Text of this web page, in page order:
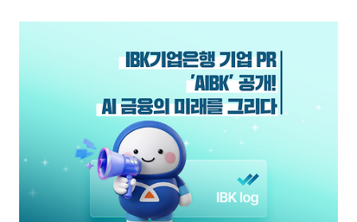
관의 방문도 이어졌습니다이처럼 많은 분들이 역사관을 찾으며IBK
나누는 시간을 가졌습니다.또한 지난 1년 동안 HSBC, 아시아개발
은행(ADB),국제금융협회(IIF), 마스터카드, 씨티은행,캐나다 퀘벡
주 연기금, 일본 선진정보화사회 견학단 등국내외 다양한 금융기관
과 관계자들이IBK역사관을 방문했습니다!임직원 설문조사를 통..